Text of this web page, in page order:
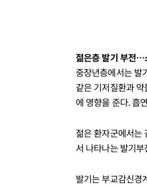
젊은층 발기 부전…
중장년층에서는 발
같은 기저질환과
에 영향을 준다. 흡
젊은 환자군에서는
서 나타나는 발기
발기는 부교감신경